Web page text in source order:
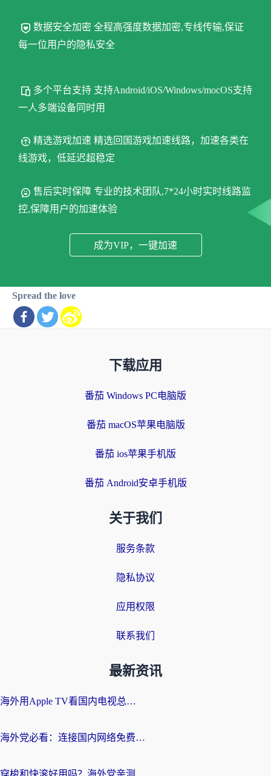
数据安全加密 全程高强度数据加密,专线传输,保证
每一位用户的隐私安全
多个平台支持 支持Android/iOS/Windows/mocOS支持
一人多端设备同时用
精选游戏加速 精选回国游戏加速线路，加速各类在
线游戏，低延迟超稳定
售后实时保障 专业的技术团队,7*24小时实时线路监
控,保障用户的加速体验
成为VIP，一键加速
Spread the love
下载应用
番茄 Windows PC电脑版
番茄 macOS苹果电脑版
番茄 ios苹果手机版
番茄 Android安卓手机版
关于我们
服务条款
隐私协议
应用权限
联系我们
最新资讯
海外用Apple TV看国内电视总卡顿？这篇指南教你选对回国加速器
海外党必看：连接国内网络免费加速器怎么选？3步教你无缝刷国内资源